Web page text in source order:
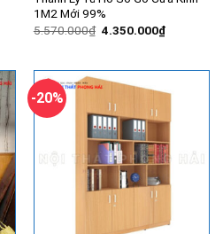
1M2 Mới 99%
5.570.000₫ Giá
4.350.000₫Giá
hiện
-20%